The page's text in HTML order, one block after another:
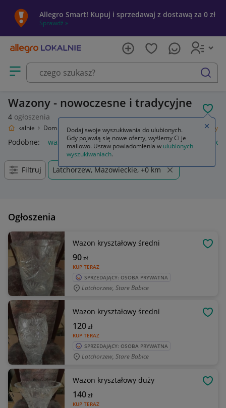
Allegro Smart! Kupuj i sprzedawaj z dostawą za 0 zł
Sprawdź »
Otwórz menu z kategoriami
szukaj
Wazony - nowoczesne i tradycyjne
4 ogłoszenia
Lokalnie Dom i Ogród Wyposażenie Dekoracje i ozdoby Wazony
Podobne: wazony wazony beżowe wazony szklane
Filtruj Latchorzew, Mazowieckie, +0 km
Ogłoszenia
Wazon kryształowy średni
KUP TERAZ
90zł
SPRZEDAJĄCY: OSOBA PRYWATNA
Latchorzew, Stare Babice
Wazon kryształowy średni
KUP TERAZ
120zł
SPRZEDAJĄCY: OSOBA PRYWATNA
Latchorzew, Stare Babice
Wazon kryształowy duży
KUP TERAZ
140zł
Dodaj swoje wyszukiwania do ulubionych.
Gdy pojawią się nowe oferty, wyślemy Ci je
mailowo. Ustaw powiadomienia w ulubionych
wyszukiwaniach.